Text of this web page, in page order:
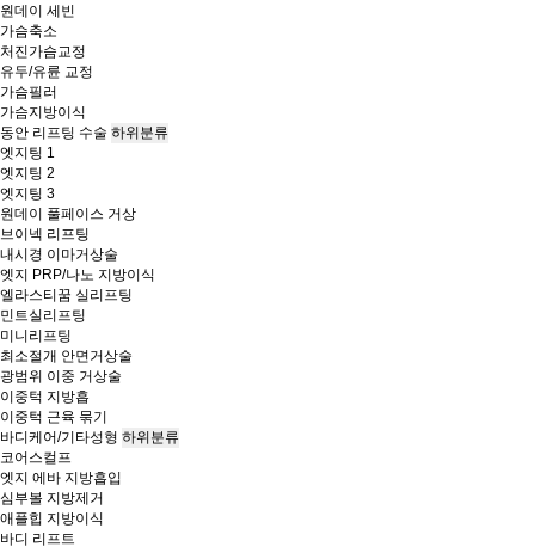
원데이 세빈
가슴축소
처진가슴교정
유두/유륜 교정
가슴필러
가슴지방이식
동안 리프팅 수술 하위분류
엣지팅 1
엣지팅 2
엣지팅 3
원데이 풀페이스 거상
브이넥 리프팅
내시경 이마거상술
엣지 PRP/나노 지방이식
엘라스티꿈 실리프팅
민트실리프팅
미니리프팅
최소절개 안면거상술
광범위 이중 거상술
이중턱 지방흡
이중턱 근육 묶기
바디케어/기타성형 하위분류
코어스컬프
엣지 에바 지방흡입
심부볼 지방제거
애플힙 지방이식
바디 리프트